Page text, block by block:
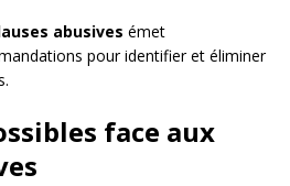
abusives émet
pour identifier et éliminer
face aux